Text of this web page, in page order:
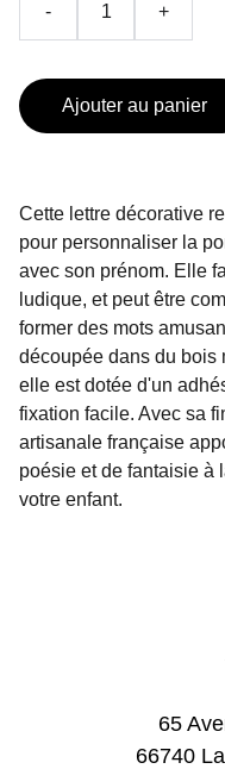
- +
Ajouter au panier
Cette lettre décorative
pour personnaliser la
avec son prénom. Elle
ludique, et peut être
former des mots
découpée dans du bois
elle est dotée d'un
fixation facile. Avec sa
artisanale française
poésie et de fantaisie à
votre enfant.
65
66740